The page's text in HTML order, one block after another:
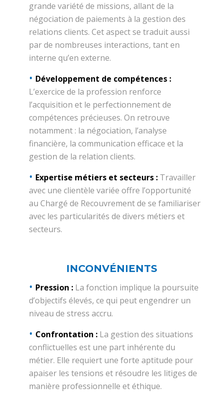
grande variété de missions, allant de la
négociation de paiements à la gestion des
relations clients. Cet aspect se traduit aussi
par de nombreuses interactions, tant en
interne qu’en externe.
Développement de compétences :
L’exercice de la profession renforce
l’acquisition et le perfectionnement de
compétences précieuses. On retrouve
notamment : la négociation, l’analyse
financière, la communication efficace et la
gestion de la relation clients.
Expertise métiers et secteurs : Travailler
avec une clientèle variée offre l’opportunité
au Chargé de Recouvrement de se familiariser
avec les particularités de divers métiers et
secteurs.
INCONVÉNIENTS
Pression : La fonction implique la poursuite
d’objectifs élevés, ce qui peut engendrer un
niveau de stress accru.
Confrontation : La gestion des situations
conflictuelles est une part inhérente du
métier. Elle requiert une forte aptitude pour
apaiser les tensions et résoudre les litiges de
manière professionnelle et éthique.